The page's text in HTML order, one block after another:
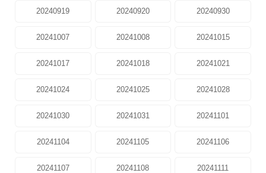
20240919 20240920 20240930
20241007 20241008 20241015
20241017 20241018 20241021
20241024 20241025 20241028
20241030 20241031 20241101
20241104 20241105 20241106
20241107 20241108 20241111